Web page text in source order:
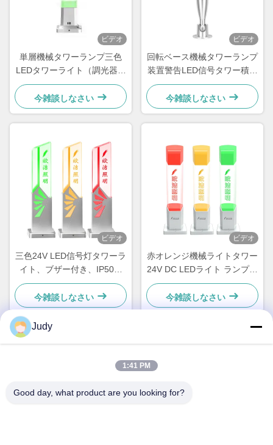
ビデオ
単層機械タワーランプ三色
LEDタワーライト（調光器な
し）
今雑談しなさい
ビデオ
回転ベース機械タワーランプ
装置警告LED信号タワー積層
灯
今雑談しなさい
ビデオ
三色24V LED信号灯タワーラ
イト、ブザー付き、IP50定
格、360°ビーム角
今雑談しなさい
ビデオ
赤オレンジ機械ライトタワー
24V DC LEDライト ランプ、
ブザーアラーム付き CNC機
械用
今雑談しなさい
住所
Judy
1:41 PM
Good day, what product are you looking for?